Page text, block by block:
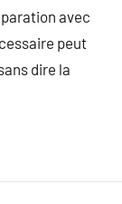
avec
peut
dire la